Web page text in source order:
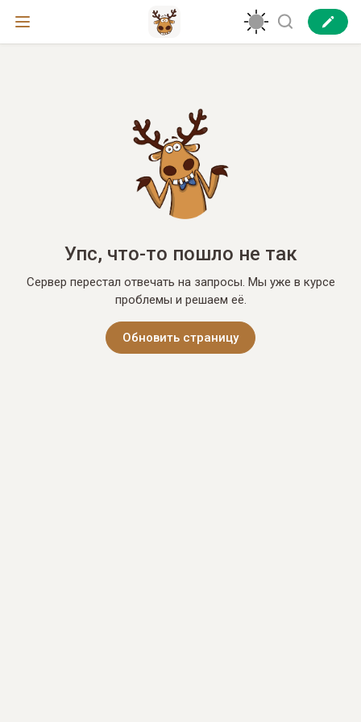
Упс, что-то пошло не так
Сервер перестал отвечать на запросы. Мы уже в курсе
проблемы и решаем её.
Обновить страницу